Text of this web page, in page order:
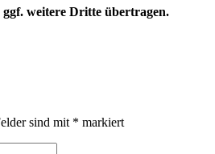
weitere Dritte übertragen.
sind mit * markiert